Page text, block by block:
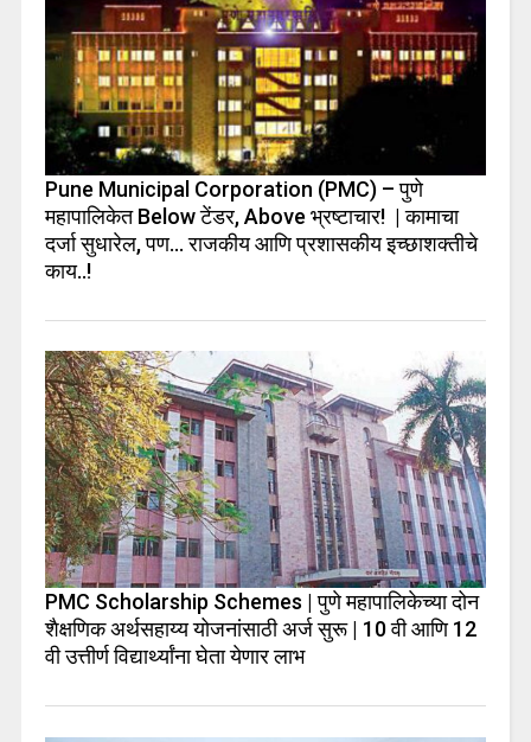
Pune Municipal Corporation (PMC) – पुणे
महापालिकेत Below टेंडर, Above भ्रष्टाचार! | कामाचा
दर्जा सुधारेल, पण… राजकीय आणि प्रशासकीय इच्छाशक्तीचे
काय..!
PMC Scholarship Schemes | पुणे महापालिकेच्या दोन
शैक्षणिक अर्थसहाय्य योजनांसाठी अर्ज सुरू | 10 वी आणि 12
वी उत्तीर्ण विद्यार्थ्यांना घेता येणार लाभ